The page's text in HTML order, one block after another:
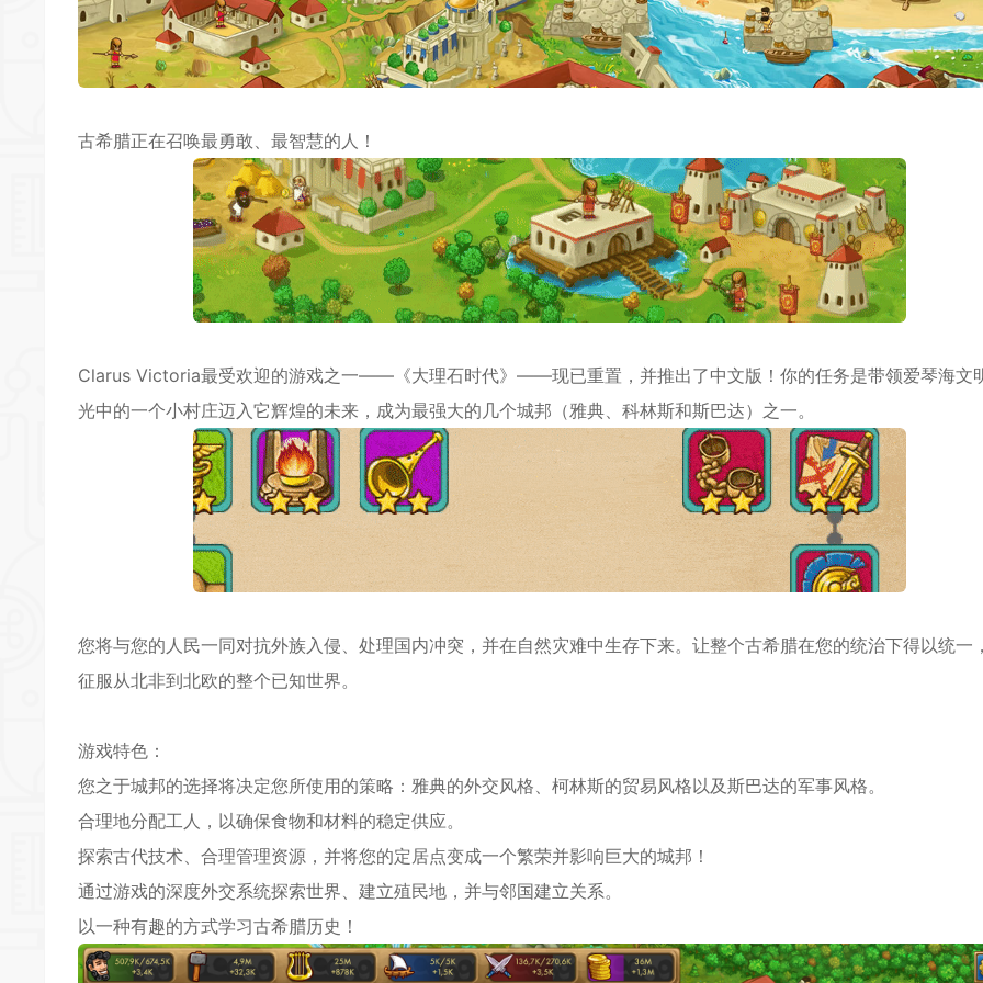
古希腊正在召唤最勇敢、最智慧的人！
Clarus Victoria最受欢迎的游戏之一——《大理石时代》——现已重置，并推出了中文版！你的任务是带领爱琴海文
光中的一个小村庄迈入它辉煌的未来，成为最强大的几个城邦（雅典、科林斯和斯巴达）之一。
您将与您的人民一同对抗外族入侵、处理国内冲突，并在自然灾难中生存下来。让整个古希腊在您的统治下得以统一
征服从北非到北欧的整个已知世界。
游戏特色：
您之于城邦的选择将决定您所使用的策略：雅典的外交风格、柯林斯的贸易风格以及斯巴达的军事风格。
合理地分配工人，以确保食物和材料的稳定供应。
探索古代技术、合理管理资源，并将您的定居点变成一个繁荣并影响巨大的城邦！
通过游戏的深度外交系统探索世界、建立殖民地，并与邻国建立关系。
以一种有趣的方式学习古希腊历史！